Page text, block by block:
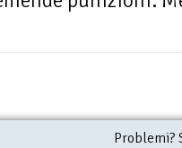
Problemi?